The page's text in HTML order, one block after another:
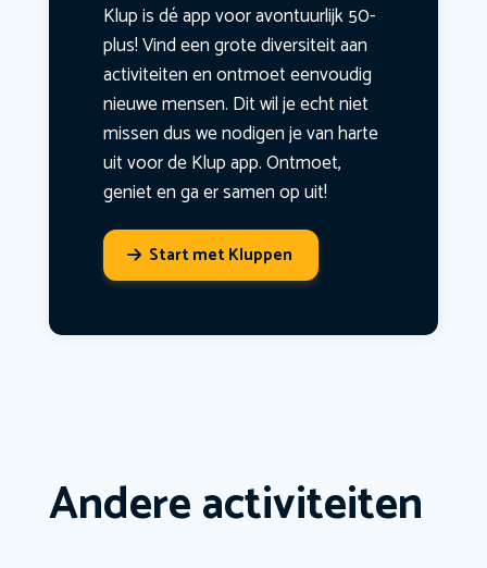
Klup is dé app voor avontuurlijk 50-
plus! Vind een grote diversiteit aan
activiteiten en ontmoet eenvoudig
nieuwe mensen. Dit wil je echt niet
missen dus we nodigen je van harte
uit voor de Klup app. Ontmoet,
geniet en ga er samen op uit!
Start met Kluppen
Andere activiteiten